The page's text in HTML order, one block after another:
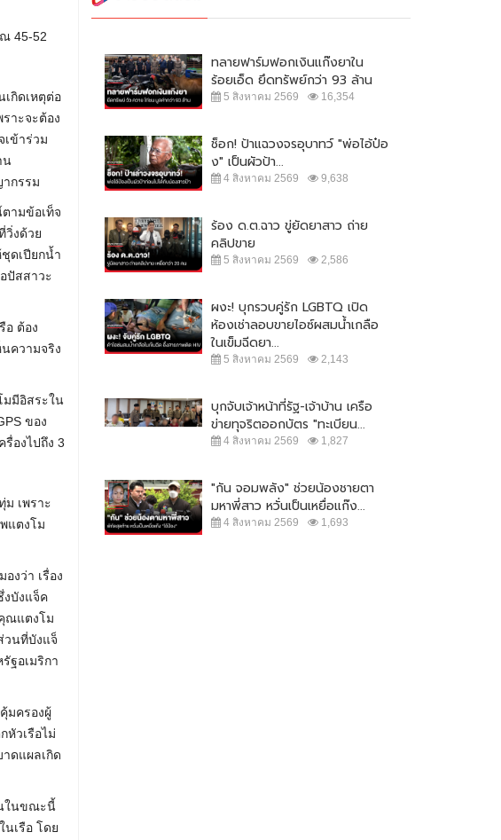
45-52
กิดเหตุต่อ
าะจะต้อง
ข้าร่วม
น
กรรม
ามข้อเท็จ
วิ่งด้วย
ดเปียกน้ำ
ปัสสาวะ
อ ต้อง
ความจริง
มมีอิสระใน
ของ
องไปถึง 3
ม เพราะ
แตงโม
งว่า เรื่อง
งบังแจ็ค
ณแตงโม
วนที่บังแจ็
ฐอเมริกา
มครองผู้
หัวเรือไม่
ดแผลเกิด
นในขณะนี้
เรือ โดย
ทลายฟาร์มฟอกเงินแก๊งยาใน
ร้อยเอ็ด ยึดทรัพย์กว่า 93 ล้าน
5 สิงหาคม 2569 16,354
ช็อก! ป้าแฉวงจรอุบาทว์ "พ่อไอ้ป๋อ
ง" เป็นผัวป้า...
4 สิงหาคม 2569 9,638
ร้อง ด.ต.ฉาว ขู่ยัดยาสาว ถ่าย
คลิปขาย
5 สิงหาคม 2569 2,586
ผงะ! บุกรวบคู่รัก LGBTQ เปิด
ห้องเช่าลอบขายไอซ์ผสมน้ำเกลือ
ในเข็มฉีดยา...
5 สิงหาคม 2569 2,143
บุกจับเจ้าหน้าที่รัฐ-เจ้าบ้าน เครือ
ข่ายทุจริตออกบัตร "ทะเบียน...
4 สิงหาคม 2569 1,827
"กัน จอมพลัง" ช่วยน้องชายตา
มหาพี่สาว หวั่นเป็นเหยื่อแก๊ง...
4 สิงหาคม 2569 1,693